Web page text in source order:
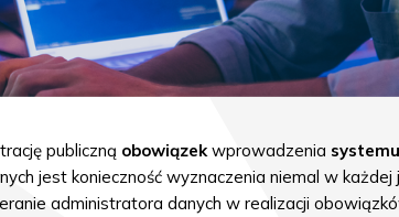
publiczną obowiązek wprowadzenia
jest konieczność wyznaczenia niemal w każdej
administratora danych w realizacji